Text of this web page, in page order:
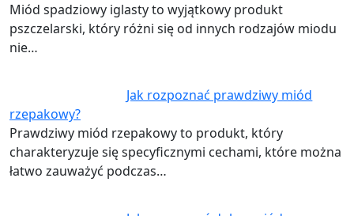
Miód spadziowy iglasty to wyjątkowy produkt
pszczelarski, który różni się od innych rodzajów miodu
nie…
Jak rozpoznać prawdziwy miód
rzepakowy?
Prawdziwy miód rzepakowy to produkt, który
charakteryzuje się specyficznymi cechami, które można
łatwo zauważyć podczas…